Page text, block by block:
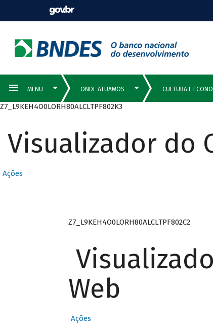
Z7_L9KEH4O0LORH80ALCLTPF802K3
Visualizador do
Ações
Z7_L9KEH4O0LORH80ALCLTPF802C2
Web
Ações